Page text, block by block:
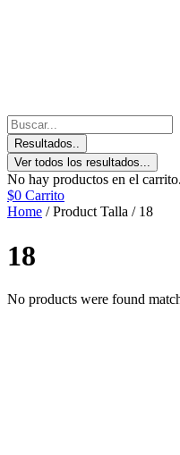
Resultados..
Ver todos los resultados...
No hay productos en el carrito.
$0 Carrito
Home / Product Talla / 18
18
No products were found